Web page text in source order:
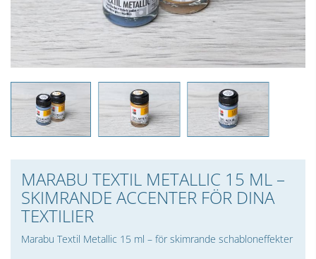
MARABU TEXTIL METALLIC 15 ML –
SKIMRANDE ACCENTER FÖR DINA
TEXTILIER
Marabu Textil Metallic 15 ml – för skimrande schabloneffekter